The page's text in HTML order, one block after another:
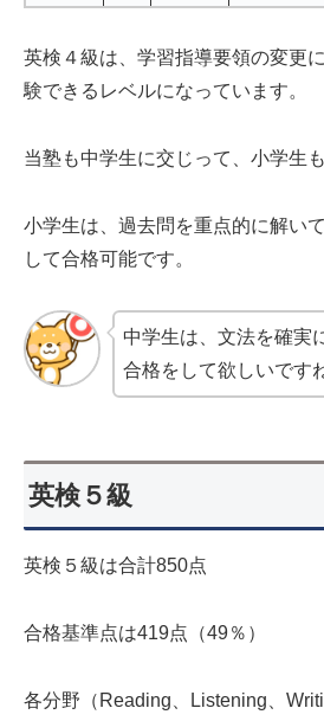
英検４級は、学習指導要領の変更
験できるレベルになっています。
当塾も中学生に交じって、小学生
小学生は、過去問を重点的に解い
して合格可能です。
中学生は、文法を確実
合格をして欲しいです
英検５級
英検５級は合計850点
合格基準点は419点（49％）
各分野（Reading、Listening、